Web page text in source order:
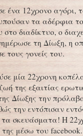
12χρονο αγόρι,
τα αδέρφια
στο διαδίκτυο, ο
τη Δίωξη, η
τους γονείς του.
μία 22χρονη
της εξαιτίας
Δίωξης την
την εντόπισαν
σκευάσματα! Η
της μέσω του facebook.